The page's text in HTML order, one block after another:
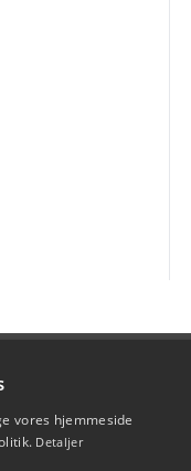
vores hjemmeside
Detaljer